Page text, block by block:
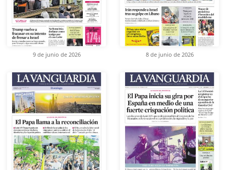
9 de junio de 2026 8 de junio de 2026